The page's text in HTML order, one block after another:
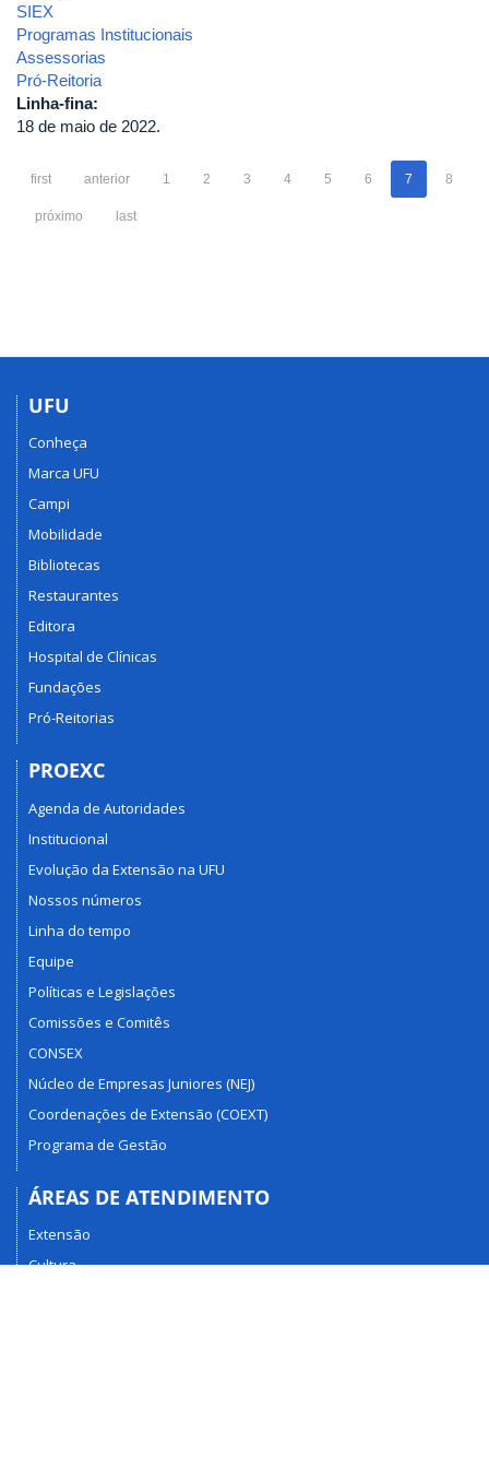
SIEX
Programas Institucionais
Assessorias
Pró-Reitoria
Linha-fina:
18 de maio de 2022.
first anterior 1 2 3 4 5 6 7 8
próximo last
UFU
Conheça
Marca UFU
Campi
Mobilidade
Bibliotecas
Restaurantes
Editora
Hospital de Clínicas
Fundações
Pró-Reitorias
PROEXC
Agenda de Autoridades
Institucional
Evolução da Extensão na UFU
Nossos números
Linha do tempo
Equipe
Políticas e Legislações
Comissões e Comitês
CONSEX
Núcleo de Empresas Juniores (NEJ)
Coordenações de Extensão (COEXT)
Programa de Gestão
ÁREAS DE ATENDIMENTO
Extensão
Cultura